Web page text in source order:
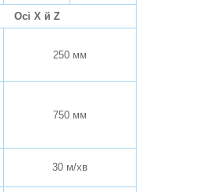
Осі X й Z
250 мм
750 мм
30 м/хв